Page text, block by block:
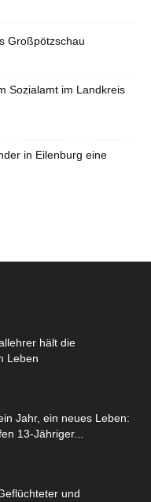
Großpötzschau
Sozialamt im Landkreis
in Eilenburg eine
hält die
Leben
Jahr, ein neues Leben:
13-Jähriger...
und